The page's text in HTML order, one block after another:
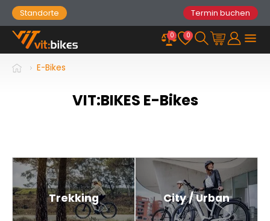
Standorte Termin buchen
0 0
E-Bikes
VIT:BIKES E-Bikes
Trekking City / Urban